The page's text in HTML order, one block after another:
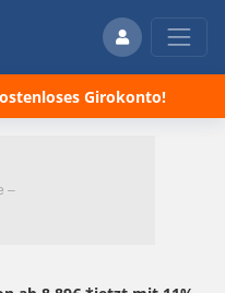
Girokonto!